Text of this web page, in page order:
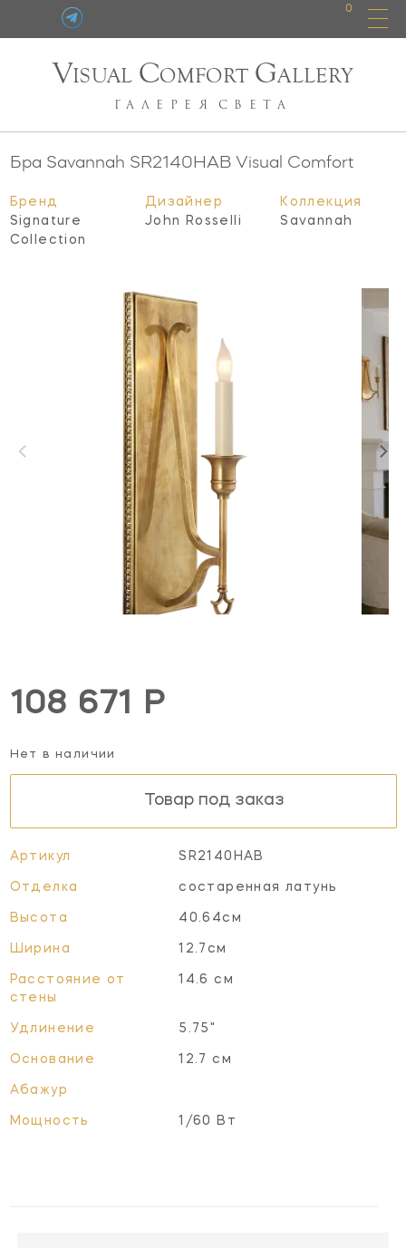
0
VISUAL COMFORT GALLERY
ГАЛЕРЕЯ СВЕТА
Бра Savannah SR2140HABVisual Comfort
Бренд
Signature
Collection
Дизайнер
John Rosselli
Коллекция
Savannah
108 671 Р
Нет в наличии
Товар под заказ
Артикул SR2140HAB
Отделка состаренная латунь
Высота 40.64см
Ширина 12.7см
Расстояние от
стены
14.6 см
Удлинение 5.75"
Основание 12.7 см
Абажур
Мощность 1/60 Вт